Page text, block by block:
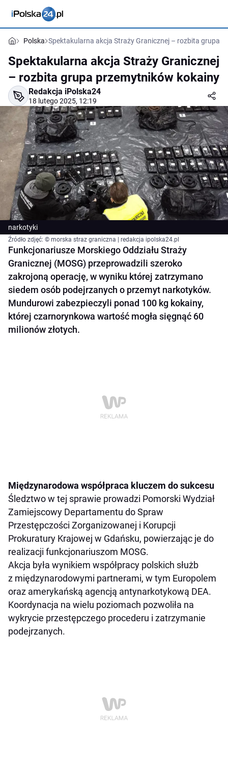
Polska Spektakularna akcja Straży Granicznej – rozbita grupa
Spektakularna akcja Straży Granicznej
– rozbita grupa przemytników kokainy
Redakcja iPolska24
18 lutego 2025, 12:19
narkotyki
Źródło zdjęć: © morska straz graniczna | redakcja ipolska24.pl
Funkcjonariusze Morskiego Oddziału Straży
Granicznej (MOSG) przeprowadzili szeroko
zakrojoną operację, w wyniku której zatrzymano
siedem osób podejrzanych o przemyt narkotyków.
Mundurowi zabezpieczyli ponad 100 kg kokainy,
której czarnorynkowa wartość mogła sięgnąć 60
milionów złotych.
Międzynarodowa współpraca kluczem do sukcesu
Śledztwo w tej sprawie prowadzi Pomorski Wydział
Zamiejscowy Departamentu do Spraw
Przestępczości Zorganizowanej i Korupcji
Prokuratury Krajowej w Gdańsku, powierzając je do
realizacji funkcjonariuszom MOSG.
Akcja była wynikiem współpracy polskich służb
z międzynarodowymi partnerami, w tym Europolem
oraz amerykańską agencją antynarkotykową DEA.
Koordynacja na wielu poziomach pozwoliła na
wykrycie przestępczego procederu i zatrzymanie
podejrzanych.